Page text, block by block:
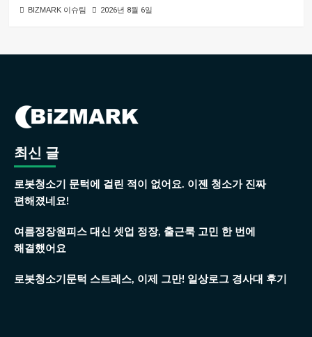
BIZMARK 이슈팀 2026년 8월 6일
최신 글
로봇청소기 문턱에 걸린 적이 없어요. 이젠 청소가 진짜
편해졌네요!
여름정장원피스 대신 셋업 정장, 출근룩 고민 한 번에
해결했어요
로봇청소기문턱 스트레스, 이제 그만! 일상로그 경사대 후기